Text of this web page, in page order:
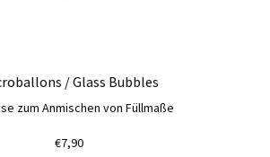
/ Glass Bubbles
zum Anmischen von Füllmaße
€7,90